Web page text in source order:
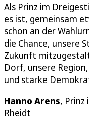
Als Prinz im
es ist, gemeinsam
schon an der
die Chance, unsere
Zukunft
Dorf, unsere
und starke
Hanno Arens, Prinz
Rheidt